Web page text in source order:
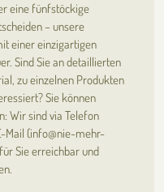
eine fünfstöckige
– unsere
einer einzigartigen
Sind Sie an detaillierten
zu einzelnen Produkten
Sie können
Wir sind via Telefon
Mail (info@nie-mehr-
Sie erreichbar und